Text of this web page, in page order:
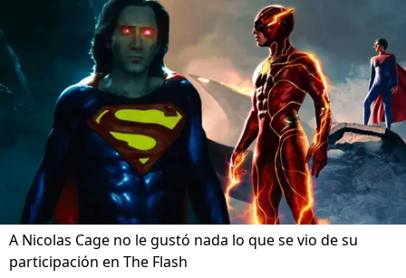
A Nicolas Cage no le gustó nada lo que se vio de su
participación en The Flash